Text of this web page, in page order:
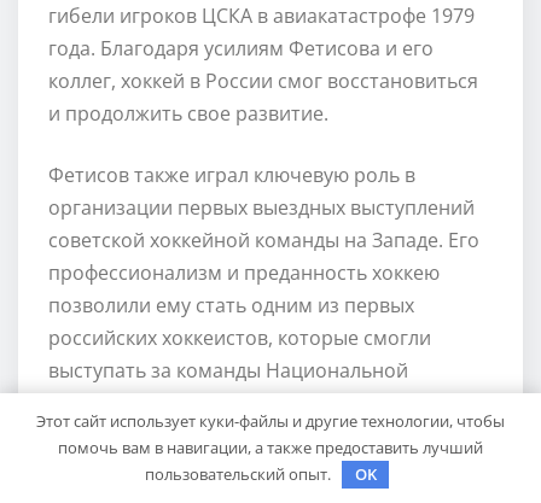
гибели игроков ЦСКА в авиакатастрофе 1979
года. Благодаря усилиям Фетисова и его
коллег, хоккей в России смог восстановиться
и продолжить свое развитие.
Фетисов также играл ключевую роль в
организации первых выездных выступлений
советской хоккейной команды на Западе. Его
профессионализм и преданность хоккею
позволили ему стать одним из первых
российских хоккеистов, которые смогли
выступать за команды Национальной
лиге стал важным мотиватором для молодых
российских игроков и помог расширить
Этот сайт использует куки-файлы и другие технологии, чтобы
помочь вам в навигации, а также предоставить лучший
пользовательский опыт.
OK